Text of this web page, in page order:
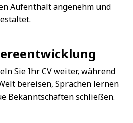
Aufenthalt angenehm und
Sie Ihr CV weiter, während
bereisen, Sprachen lernen
Bekanntschaften schließen.